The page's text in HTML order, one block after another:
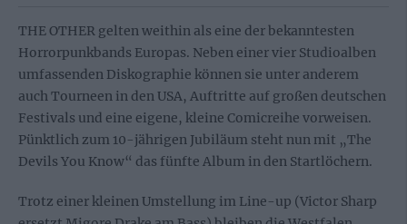
THE OTHER gelten weithin als eine der bekanntesten
Horrorpunkbands Europas. Neben einer vier Studioalben
umfassenden Diskographie können sie unter anderem
auch Tourneen in den USA, Auftritte auf großen deutschen
Festivals und eine eigene, kleine Comicreihe vorweisen.
Pünktlich zum 10-jährigen Jubiläum steht nun mit „The
Devils You Know“ das fünfte Album in den Startlöchern.
Trotz einer kleinen Umstellung im Line-up (Victor Sharp